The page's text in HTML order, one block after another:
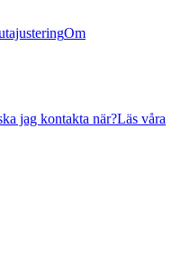
Om
jag kontakta när?Läs våra